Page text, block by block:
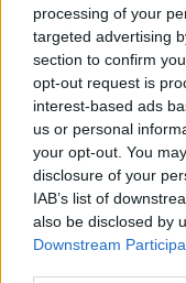
processing of your
targeted advertising
section to confirm
opt-out request is
interest-based ads
us or personal
your opt-out. You
disclosure of your
IAB’s list of
also be disclosed by
Downstream
Idén is PajTáska,
iskolakezdéshez
MAGYAR ÉPÍTŐK